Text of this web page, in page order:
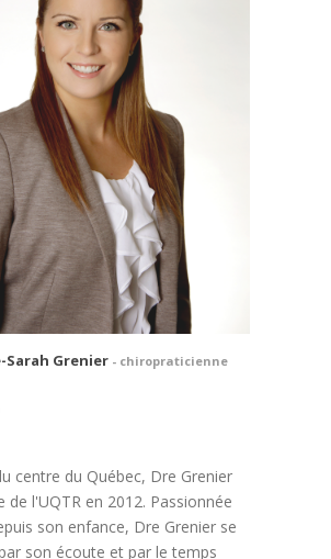
Sarah Grenier - chiropraticienne
centre du Québec, Dre Grenier
de l'UQTR en 2012. Passionnée
son enfance, Dre Grenier se
son écoute et par le temps